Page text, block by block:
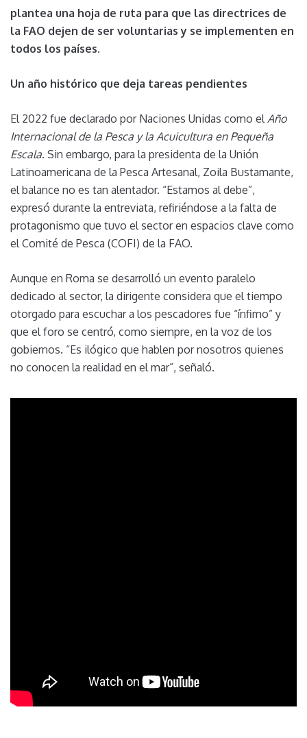
plantea una hoja de ruta para que las directrices de
la FAO dejen de ser voluntarias y se implementen en
todos los países.
Un año histórico que deja tareas pendientes
El 2022 fue declarado por Naciones Unidas como elAño
Internacional de la Pesca y la Acuicultura en Pequeña
Escala. Sin embargo, para la presidenta de la Unión
Latinoamericana de la Pesca Artesanal, Zoila Bustamante,
el balance no es tan alentador. “Estamos al debe”,
expresó durante la entreviata, refiriéndose a la falta de
protagonismo que tuvo el sector en espacios clave como
el Comité de Pesca (COFI) de la FAO.
Aunque en Roma se desarrolló un evento paralelo
dedicado al sector, la dirigente considera que el tiempo
otorgado para escuchar a los pescadores fue “ínfimo” y
que el foro se centró, como siempre, en la voz de los
gobiernos. “Es ilógico que hablen por nosotros quienes
no conocen la realidad en el mar”, señaló.